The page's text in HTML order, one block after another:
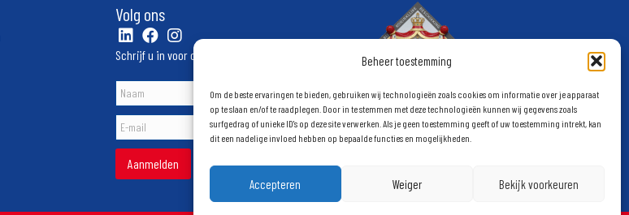
Beheer toestemming
Om de beste ervaringen te bieden, gebruiken wij technologieën zoals cookies om informatie over je apparaat
op te slaan en/of te raadplegen. Door in te stemmen met deze technologieën kunnen wij gegevens zoals
surfgedrag of unieke ID's op deze site verwerken. Als je geen toestemming geeft of uw toestemming intrekt, kan
dit een nadelige invloed hebben op bepaalde functies en mogelijkheden.
Accepteren Weiger Bekijk voorkeuren
Volg ons
Schrijf u in voor onze nieuwsbrief
Aanmelden